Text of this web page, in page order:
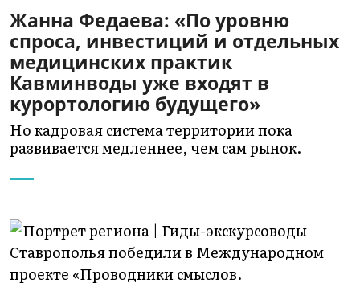
Жанна Федаева: «По уровню
спроса, инвестиций и отдельных
медицинских практик
Кавминводы уже входят в
курортологию будущего»
Но кадровая система территории пока
развивается медленнее, чем сам рынок.